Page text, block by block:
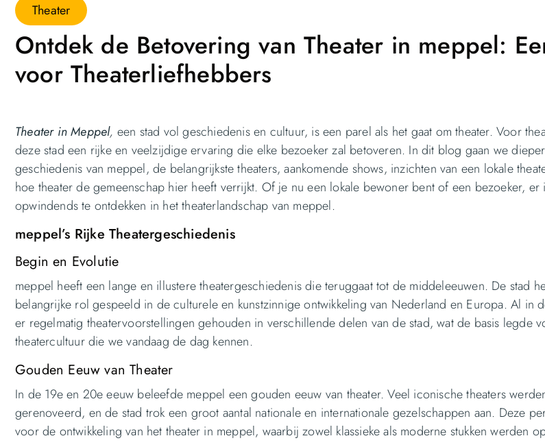
Theater
Ontdek de Betovering van Theater in meppel:
voor Theaterliefhebbers
Theater in Meppel, een stad vol geschiedenis en cultuur, is een parel als het gaat om theater. Voor
deze stad een rijke en veelzijdige ervaring die elke bezoeker zal betoveren. In dit blog gaan we
geschiedenis van meppel, de belangrijkste theaters, aankomende shows, inzichten van een lokale
hoe theater de gemeenschap hier heeft verrijkt. Of je nu een lokale bewoner bent of een bezoeker, er
opwindends te ontdekken in het theaterlandschap van meppel.
meppel’s Rijke Theatergeschiedenis
Begin en Evolutie
meppel heeft een lange en illustere theatergeschiedenis die teruggaat tot de middeleeuwen. De stad
belangrijke rol gespeeld in de culturele en kunstzinnige ontwikkeling van Nederland en Europa. Al in
er regelmatig theatervoorstellingen gehouden in verschillende delen van de stad, wat de basis legde
theatercultuur die we vandaag de dag kennen.
Gouden Eeuw van Theater
In de 19e en 20e eeuw beleefde meppel een gouden eeuw van theater. Veel iconische theaters
gerenoveerd, en de stad trok een groot aantal nationale en internationale gezelschappen aan. Deze
voor de ontwikkeling van het theater in meppel, waarbij zowel klassieke als moderne stukken werden